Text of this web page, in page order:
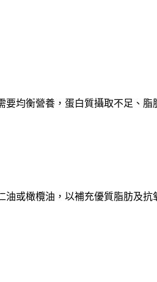
均衡營養，蛋白質攝取不足、
或橄欖油，以補充優質脂肪及